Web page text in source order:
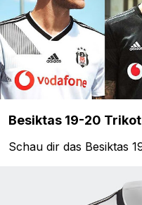
Besiktas 19-20 Trikot
Schau dir das Besiktas